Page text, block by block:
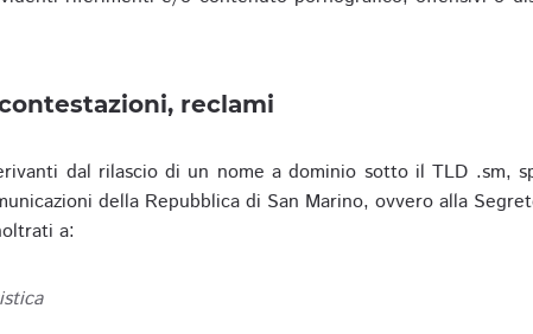
reclami
dal rilascio di un nome a dominio sotto il TLD .sm,
della Repubblica di San Marino, ovvero alla
a: